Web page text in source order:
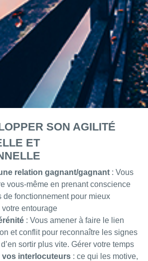
SON AGILITÉ
ET
relation gagnant/gagnant : Vous
vous-même en prenant conscience
de fonctionnement pour mieux
entourage
: Vous amener à faire le lien
et conflit pour reconnaître les signes
sortir plus vite. Gérer votre temps
vos interlocuteurs : ce qui les motive,